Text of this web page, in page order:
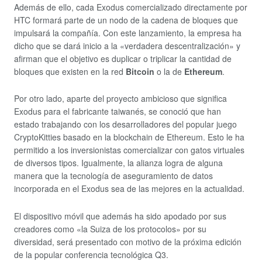
Además de ello, cada Exodus comercializado directamente por
HTC formará parte de un nodo de la cadena de bloques que
impulsará la compañía. Con este lanzamiento, la empresa ha
dicho que se dará inicio a la «verdadera descentralización» y
afirman que el objetivo es duplicar o triplicar la cantidad de
bloques que existen en la red Bitcoin o la de Ethereum.
Por otro lado, aparte del proyecto ambicioso que significa
Exodus para el fabricante taiwanés, se conoció que han
estado trabajando con los desarrolladores del popular juego
CryptoKitties basado en la blockchain de Ethereum. Esto le ha
permitido a los inversionistas comercializar con gatos virtuales
de diversos tipos. Igualmente, la alianza logra de alguna
manera que la tecnología de aseguramiento de datos
incorporada en el Exodus sea de las mejores en la actualidad.
El dispositivo móvil que además ha sido apodado por sus
creadores como «la Suiza de los protocolos» por su
diversidad, será presentado con motivo de la próxima edición
de la popular conferencia tecnológica Q3.